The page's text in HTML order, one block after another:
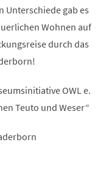
Unterschiede gab es
Wohnen auf
durch das
OWL e.
Teuto und Weser“